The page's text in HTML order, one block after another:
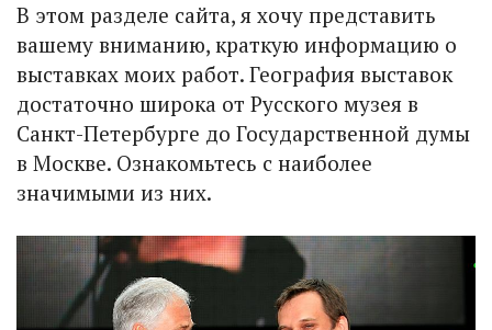
В этом разделе сайта, я хочу представить
вашему вниманию, краткую информацию о
выставках моих работ. География выставок
достаточно широка от Русского музея в
Санкт-Петербурге до Государственной думы
в Москве. Ознакомьтесь с наиболее
значимыми из них.